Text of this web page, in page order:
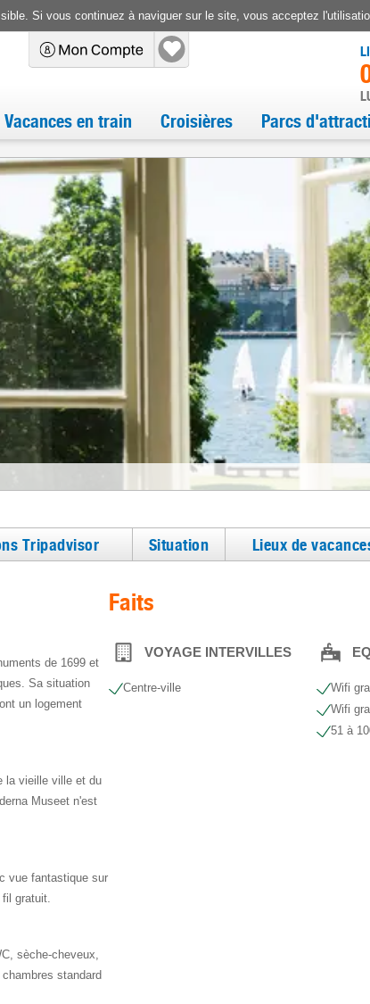
Si vous continuez à naviguer sur le site, vous acceptez
Vacances en train Croisières Parcs
Tripadvisor Situation Lieux de
de 1699 et
Sa situation
un logement
la vieille ville et du
Museet n'est
vue fantastique sur
gratuit.
sèche-cheveux,
standard
Faits
VOYAGE INTERVILLES
Centre-ville
Wifi
Wifi
51 à